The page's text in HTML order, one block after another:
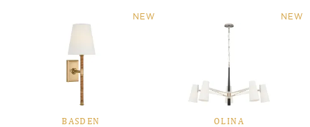
NEW
BASDEN
NEW
OLINA